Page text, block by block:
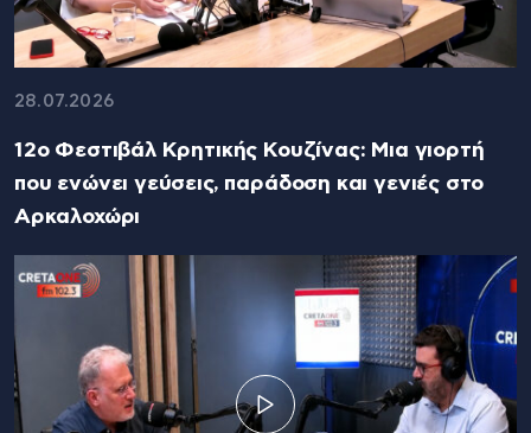
28.07.2026
12ο Φεστιβάλ Κρητικής Κουζίνας: Μια γιορτή
που ενώνει γεύσεις, παράδοση και γενιές στο
Αρκαλοχώρι